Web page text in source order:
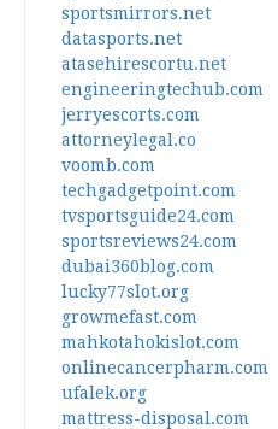
sportsmirrors.net
datasports.net
atasehirescortu.net
engineeringtechub.com
jerryescorts.com
attorneylegal.co
voomb.com
techgadgetpoint.com
tvsportsguide24.com
sportsreviews24.com
dubai360blog.com
lucky77slot.org
growmefast.com
mahkotahokislot.com
onlinecancerpharm.com
ufalek.org
mattress-disposal.com